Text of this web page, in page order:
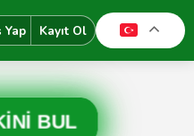
Yap Kayıt Ol
BUL